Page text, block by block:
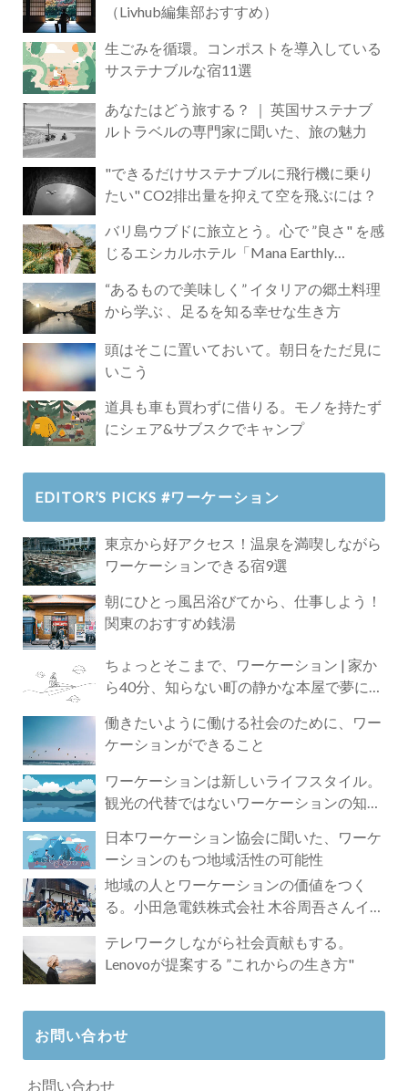
（Livhub編集部おすすめ）
生ごみを循環。コンポストを導入している
サステナブルな宿11選
あなたはどう旅する？ ｜ 英国サステナブ
ルトラベルの専門家に聞いた、旅の魅力
"できるだけサステナブルに飛行機に乗り
たい" CO2排出量を抑えて空を飛ぶには？
バリ島ウブドに旅立とう。心で ”良さ" を感
じるエシカルホテル「Mana Earthly
“あるもので美味しく” イタリアの郷土料理
から学ぶ 、足るを知る幸せな生き方
頭はそこに置いておいて。朝日をただ見に
いこう
道具も車も買わずに借りる。モノを持たず
にシェア&サブスクでキャンプ
EDITOR’S PICKS #ワーケーション
東京から好アクセス！温泉を満喫しながら
ワーケーションできる宿9選
朝にひとっ風呂浴びてから、仕事しよう！
関東のおすすめ銭湯
ちょっとそこまで、ワーケーション | 家か
ら40分、知らない町の静かな本屋で夢に近
働きたいように働ける社会のために、ワー
ケーションができること
ワーケーションは新しいライフスタイル。
観光の代替ではないワーケーションの知ら
日本ワーケーション協会に聞いた、ワーケ
ーションのもつ地域活性の可能性
地域の人とワーケーションの価値をつく
る。小田急電鉄株式会社 木谷周吾さんイン
テレワークしながら社会貢献もする。
Lenovoが提案する ”これからの生き方"
お問い合わせ
お問い合わせ